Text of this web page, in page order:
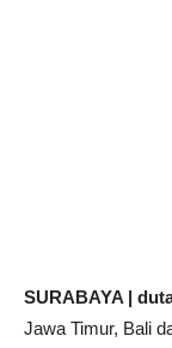
SURABAYA |
Jawa Timur, Bali